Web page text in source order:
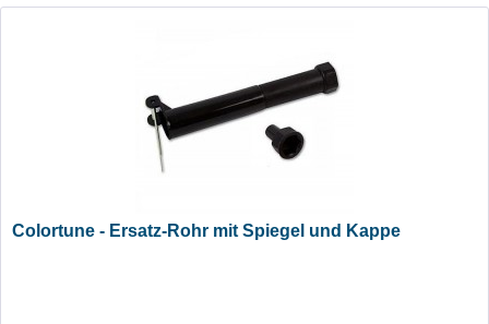
Colortune - Ersatz-Rohr mit Spiegel und Kappe